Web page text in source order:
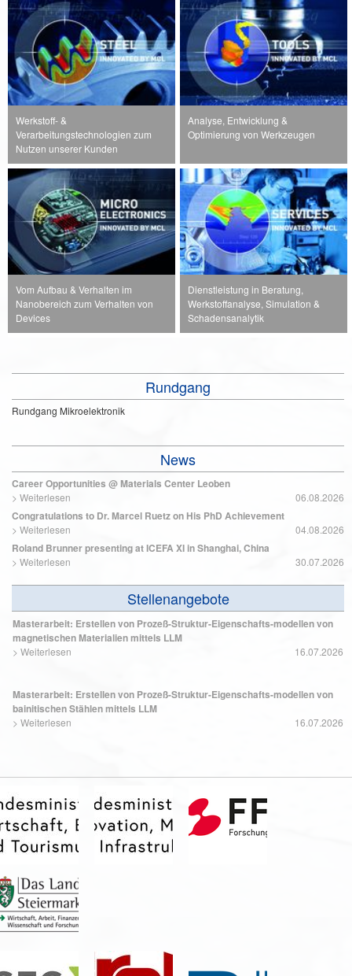
Werkstoff- &
Verarbeitungstechnologien zum
Nutzen unserer Kunden
Analyse, Entwicklung &
Optimierung von Werkzeugen
Vom Aufbau & Verhalten im
Nanobereich zum Verhalten von
Devices
Dienstleistung in Beratung,
Werkstoffanalyse, Simulation &
Schadensanalytik
Rundgang
Rundgang Mikroelektronik
News
Career Opportunities @ Materials Center Leoben
> Weiterlesen 06.08.2026
Congratulations to Dr. Marcel Ruetz on His PhD Achievement
> Weiterlesen 04.08.2026
Roland Brunner presenting at ICEFA XI in Shanghai, China
> Weiterlesen 30.07.2026
Stellenangebote
PhD position (f/m/d): AI-supported accelerated design of sustainable
Dissertation: Digital Material Design Guidelines für wasserstoffbeständige
Legierungen
> Weiterlesen
PhD position (f/m/d): Simulationsgetriebene Entwicklung von
Hochleistungselektrokeramiken
Masterarbeit: Erstellen von Prozeß-Struktur-Eigenschafts-modellen von
magnetischen Materialien mittels LLM
> Weiterlesen 16.07.2026
Masterarbeit: Erstellen von Prozeß-Struktur-Eigenschafts-modellen von
bainitischen Stählen mittels LLM
> Weiterlesen 16.07.2026
Strukturen von komplexen Leiterbahnen
Masterarbeit: Modellierungskonzept für solute drag bei
Phasenumwandlungen in Stählen
Auftragsabwicklung / Junior Controlling (20 Wochenstunden)
>Weiterlesen